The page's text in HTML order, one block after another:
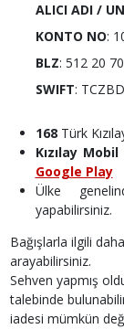
ALICI ADI/
KONTO NO:
BLZ: 512 20
SWIFT:
168 Türk
Kızılay
Google Play
Ülke
yapabilirsiniz.
Bağışlarla ilgili
arayabilirsiniz.
Sehven yapmış
talebinde
iadesi mümkün